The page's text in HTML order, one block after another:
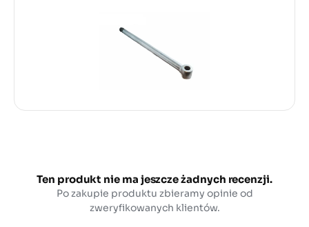
Ten produkt nie ma jeszcze żadnych recenzji.
Po zakupie produktu zbieramy opinie od
zweryfikowanych klientów.